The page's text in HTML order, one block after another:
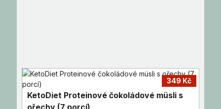
349 Kč
KetoDiet Proteinové čokoládové müsli s
ořechy (7 porcí)